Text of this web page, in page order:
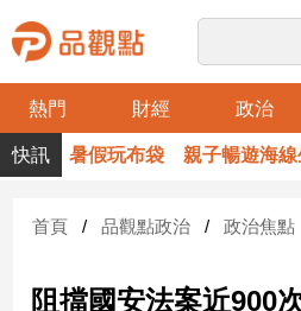
熱門 財經 政治
品
觀
財
台
暑假玩布袋 親子暢遊海線生
首頁 品觀點政治 政治焦點
阻擋國安法案近900